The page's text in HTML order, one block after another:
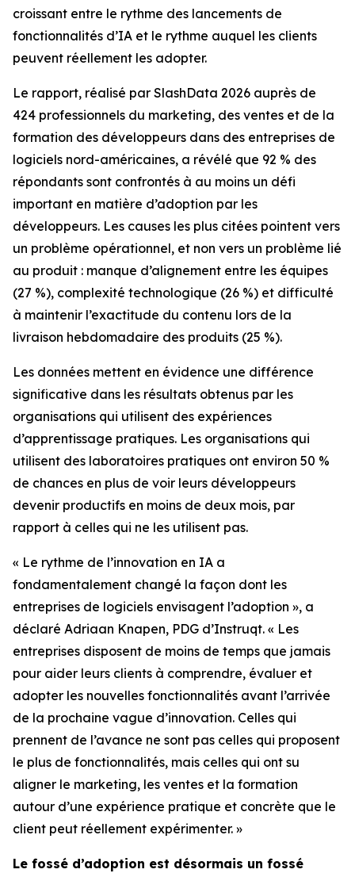
croissant entre le rythme des lancements de
fonctionnalités d’IA et le rythme auquel les clients
peuvent réellement les adopter.
Le rapport, réalisé par SlashData 2026 auprès de
424 professionnels du marketing, des ventes et de la
formation des développeurs dans des entreprises de
logiciels nord-américaines, a révélé que 92 % des
répondants sont confrontés à au moins un défi
important en matière d’adoption par les
développeurs. Les causes les plus citées pointent vers
un problème opérationnel, et non vers un problème lié
au produit : manque d’alignement entre les équipes
(27 %), complexité technologique (26 %) et difficulté
à maintenir l’exactitude du contenu lors de la
livraison hebdomadaire des produits (25 %).
Les données mettent en évidence une différence
significative dans les résultats obtenus par les
organisations qui utilisent des expériences
d’apprentissage pratiques. Les organisations qui
utilisent des laboratoires pratiques ont environ 50 %
de chances en plus de voir leurs développeurs
devenir productifs en moins de deux mois, par
rapport à celles qui ne les utilisent pas.
« Le rythme de l’innovation en IA a
fondamentalement changé la façon dont les
entreprises de logiciels envisagent l’adoption », a
déclaré Adriaan Knapen, PDG d’Instruqt. « Les
entreprises disposent de moins de temps que jamais
pour aider leurs clients à comprendre, évaluer et
adopter les nouvelles fonctionnalités avant l’arrivée
de la prochaine vague d’innovation. Celles qui
prennent de l’avance ne sont pas celles qui proposent
le plus de fonctionnalités, mais celles qui ont su
aligner le marketing, les ventes et la formation
autour d’une expérience pratique et concrète que le
client peut réellement expérimenter. »
Le fossé d’adoption est désormais un fossé